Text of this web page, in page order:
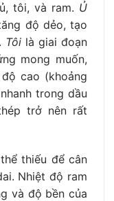
tôi, và ram. Ủ
độ dẻo, tạo
Tôilà giai đoạn
mong muốn,
cao (khoảng
trong dầu
trở nên rất
thiếu để cân
Nhiệt độ ram
và độ bền của